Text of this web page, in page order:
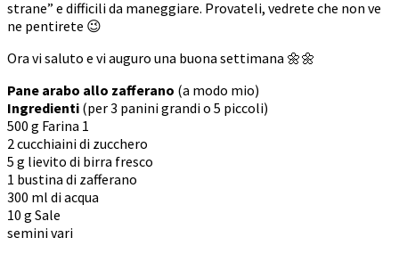
strane” e difficili da maneggiare. Provateli, vedrete che non ve
ne pentirete 😉
Ora vi saluto e vi auguro una buona settimana 🌼🌼
Pane arabo allo zafferano (a modo mio)
Ingredienti (per 3 panini grandi o 5 piccoli)
500 g Farina 1
2 cucchiaini di zucchero
5 g lievito di birra fresco
1 bustina di zafferano
300 ml di acqua
10 g Sale
semini vari